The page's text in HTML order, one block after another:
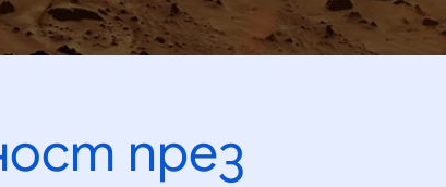
през